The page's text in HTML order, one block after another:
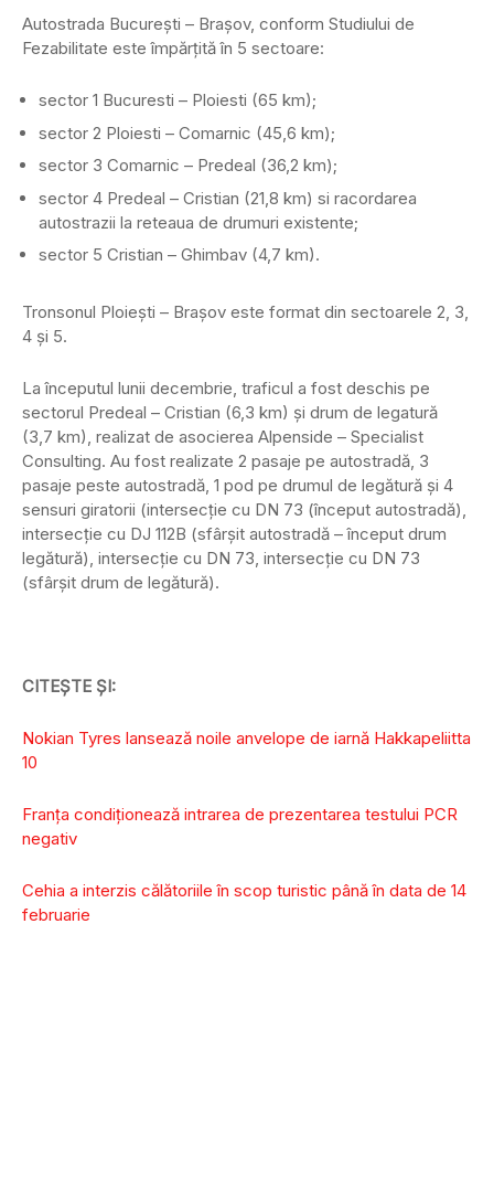
Autostrada București – Brașov, conform Studiului de
Fezabilitate este împărțită în 5 sectoare:
sector 1 Bucuresti – Ploiesti (65 km);
sector 2 Ploiesti – Comarnic (45,6 km);
sector 3 Comarnic – Predeal (36,2 km);
sector 4 Predeal – Cristian (21,8 km) si racordarea
autostrazii la reteaua de drumuri existente;
sector 5 Cristian – Ghimbav (4,7 km).
Tronsonul Ploiești – Brașov este format din sectoarele 2, 3,
4 și 5.
La începutul lunii decembrie, traficul a fost deschis pe
sectorul Predeal – Cristian (6,3 km) și drum de legatură
(3,7 km), realizat de asocierea Alpenside – Specialist
Consulting. Au fost realizate 2 pasaje pe autostradă, 3
pasaje peste autostradă, 1 pod pe drumul de legătură și 4
sensuri giratorii (intersecție cu DN 73 (început autostradă),
intersecție cu DJ 112B (sfârșit autostradă – început drum
legătură), intersecție cu DN 73, intersecție cu DN 73
(sfârșit drum de legătură).
CITEȘTE ȘI:
Nokian Tyres lansează noile anvelope de iarnă Hakkapeliitta
10
Franța condiționează intrarea de prezentarea testului PCR
negativ
Cehia a interzis călătoriile în scop turistic până în data de 14
februarie